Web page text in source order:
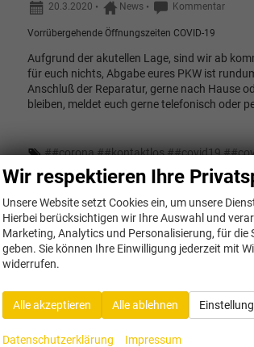
20.3.2020 • News • Kommentar
Vorrübergehende Öffnungszeiten COVID-19
Aufgrund der akutellen Lage, sind wir ab
für euch nichts, Abgabe eures PKW ist
Anschluß der Reparatur, gerne nach Hause
bleiben, meldet euch gerne telefonisch oder
##corona##kontaktlos##covid19#
Facebook Twitter
Schreibe einen Kommentar
Name
Wir respektieren Ihre
Unsere Website setzt Cookies ein, um unsere
Hierbei berücksichtigen wir Ihre Auswahl und
Marketing, Analytics und Personalisierung, für die
geben. Sie können Ihre Einwilligung jederzeit mit
widerrufen.
Alle akzeptieren Alle ablehnen
Datenschutzerklärung Impressum